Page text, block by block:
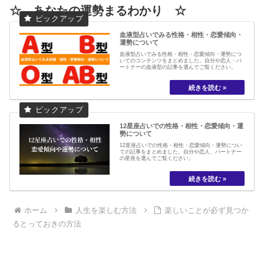
☆ あなたの運勢まるわかり ☆
血液型占いでみる性格・相性・恋愛傾向・
運勢について
血液型占いでみる性格・相性・恋愛傾向・運勢につ
いてのコンテンツをまとめました。自分や恋人・パ
ートナーの血液型の記事を選んでご覧ください。
12星座占いでの性格・相性・恋愛傾向・運
勢について
12星座占いでの性格・相性・恋愛傾向・運勢につい
ての記事をまとめました。自分や恋人、パートナー
の星座を選んでご覧ください。
ホーム 人生を楽しむ方法
楽しいことが必ず見つか
るとっておきの方法